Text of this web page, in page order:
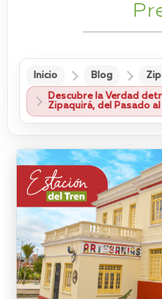
Inicio Blog
Descubre la Verdad
Zipaquirá, del Pasado